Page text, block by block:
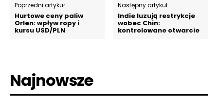
Poprzedni artykuł
Hurtowe ceny paliw
Orlen: wpływ ropy i
kursu USD/PLN
Następny artykuł
Indie luzują restrykcje
wobec Chin:
kontrolowane otwarcie
Najnowsze